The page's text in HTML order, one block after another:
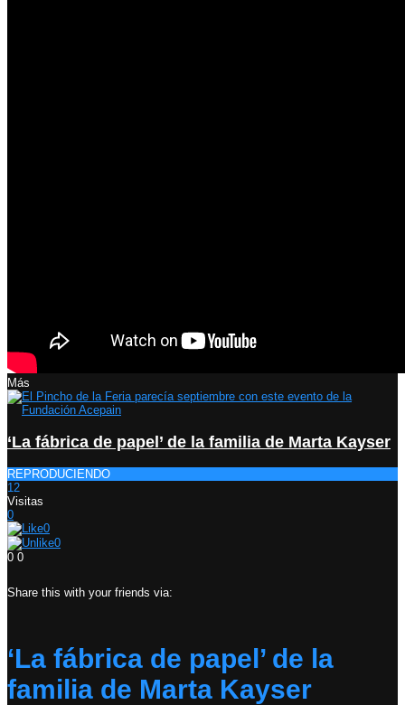
Más
‘La fábrica de papel’ de la familia de Marta Kayser
REPRODUCIENDO
12
Visitas
0
0
0
0 0
Share this with your friends via:
‘La fábrica de papel’ de la
familia de Marta Kayser